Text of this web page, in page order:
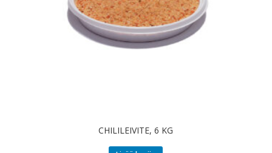
CHILILEIVITE, 6 KG